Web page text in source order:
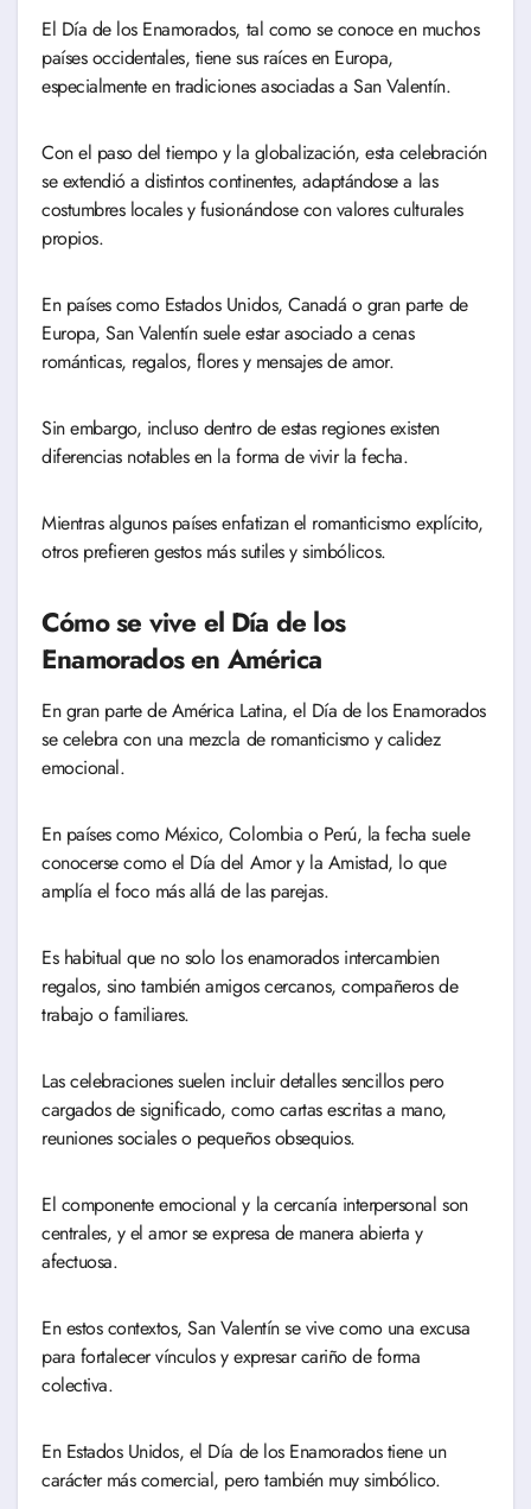
El Día de los Enamorados, tal como se conoce en muchos
países occidentales, tiene sus raíces en Europa,
especialmente en tradiciones asociadas a San Valentín.
Con el paso del tiempo y la globalización, esta celebración
se extendió a distintos continentes, adaptándose a las
costumbres locales y fusionándose con valores culturales
propios.
En países como Estados Unidos, Canadá o gran parte de
Europa, San Valentín suele estar asociado a cenas
románticas, regalos, flores y mensajes de amor.
Sin embargo, incluso dentro de estas regiones existen
diferencias notables en la forma de vivir la fecha.
Mientras algunos países enfatizan el romanticismo explícito,
otros prefieren gestos más sutiles y simbólicos.
Cómo se vive el Día de los
Enamorados en América
En gran parte de América Latina, el Día de los Enamorados
se celebra con una mezcla de romanticismo y calidez
emocional.
En países como México, Colombia o Perú, la fecha suele
conocerse como el Día del Amor y la Amistad, lo que
amplía el foco más allá de las parejas.
Es habitual que no solo los enamorados intercambien
regalos, sino también amigos cercanos, compañeros de
trabajo o familiares.
Las celebraciones suelen incluir detalles sencillos pero
cargados de significado, como cartas escritas a mano,
reuniones sociales o pequeños obsequios.
El componente emocional y la cercanía interpersonal son
centrales, y el amor se expresa de manera abierta y
afectuosa.
En estos contextos, San Valentín se vive como una excusa
para fortalecer vínculos y expresar cariño de forma
colectiva.
En Estados Unidos, el Día de los Enamorados tiene un
carácter más comercial, pero también muy simbólico.